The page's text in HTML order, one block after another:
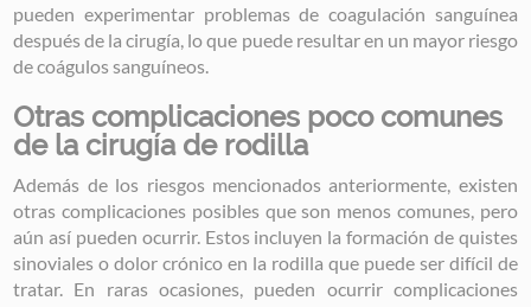
pueden experimentar problemas de coagulación sanguínea
después de la cirugía, lo que puede resultar en un mayor riesgo
de coágulos sanguíneos.
Otras complicaciones poco comunes
de la cirugía de rodilla
Además de los riesgos mencionados anteriormente, existen
otras complicaciones posibles que son menos comunes, pero
aún así pueden ocurrir. Estos incluyen la formación de quistes
sinoviales o dolor crónico en la rodilla que puede ser difícil de
tratar. En raras ocasiones, pueden ocurrir complicaciones